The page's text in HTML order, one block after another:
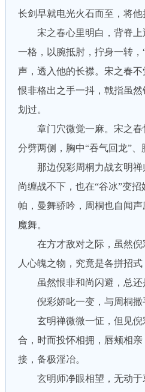
长剑早就电光火石而至，将他
宋之春心里明白，背脊上
一格，以腕抵肘，拧身一转，
声，透入他的长襟。宋之春不
恨非格出之手一抖，戟指虽
划过。
章门穴微觉一麻。宋之春
分劈两侧，胸中“吞气回龙”、
那边倪彩周桐力战玄明禅
尚缠战不下，也在“谷冰”变
帕，曼舞骄吟，周桐也自闻
魔舞。
在方才敌对之际，虽然倪
人心魄之物，究竟是各拼招式
虽然恨非和尚闪避，总还
倪彩娇叱一变，与周桐撒
玄明禅微微一怔，但见倪
合，时而投怀相拥，唇颊相
接，备极淫冶。
玄明师净眼相望，无动于